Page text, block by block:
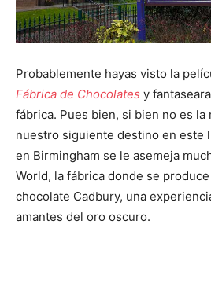
Probablemente hayas visto la
Fábrica de Chocolates y
fábrica. Pues bien, si bien no es la
nuestro siguiente destino en este
en Birmingham se le asemeja
World, la fábrica donde se
chocolate Cadbury, una
amantes del oro oscuro.